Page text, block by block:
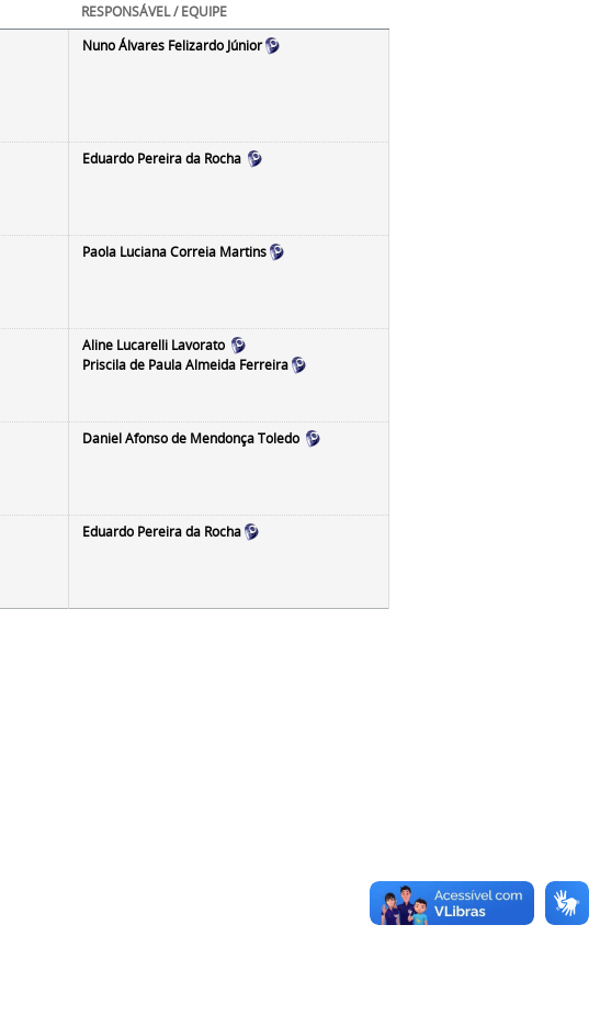
RESPONSÁVEL / EQUIPE
Nuno Álvares Felizardo Júnior
Eduardo Pereira da Rocha
Paola Luciana Correia Martins
Aline Lucarelli Lavorato
Priscila de Paula Almeida Ferreira
Daniel Afonso de Mendonça Toledo
Eduardo Pereira da Rocha